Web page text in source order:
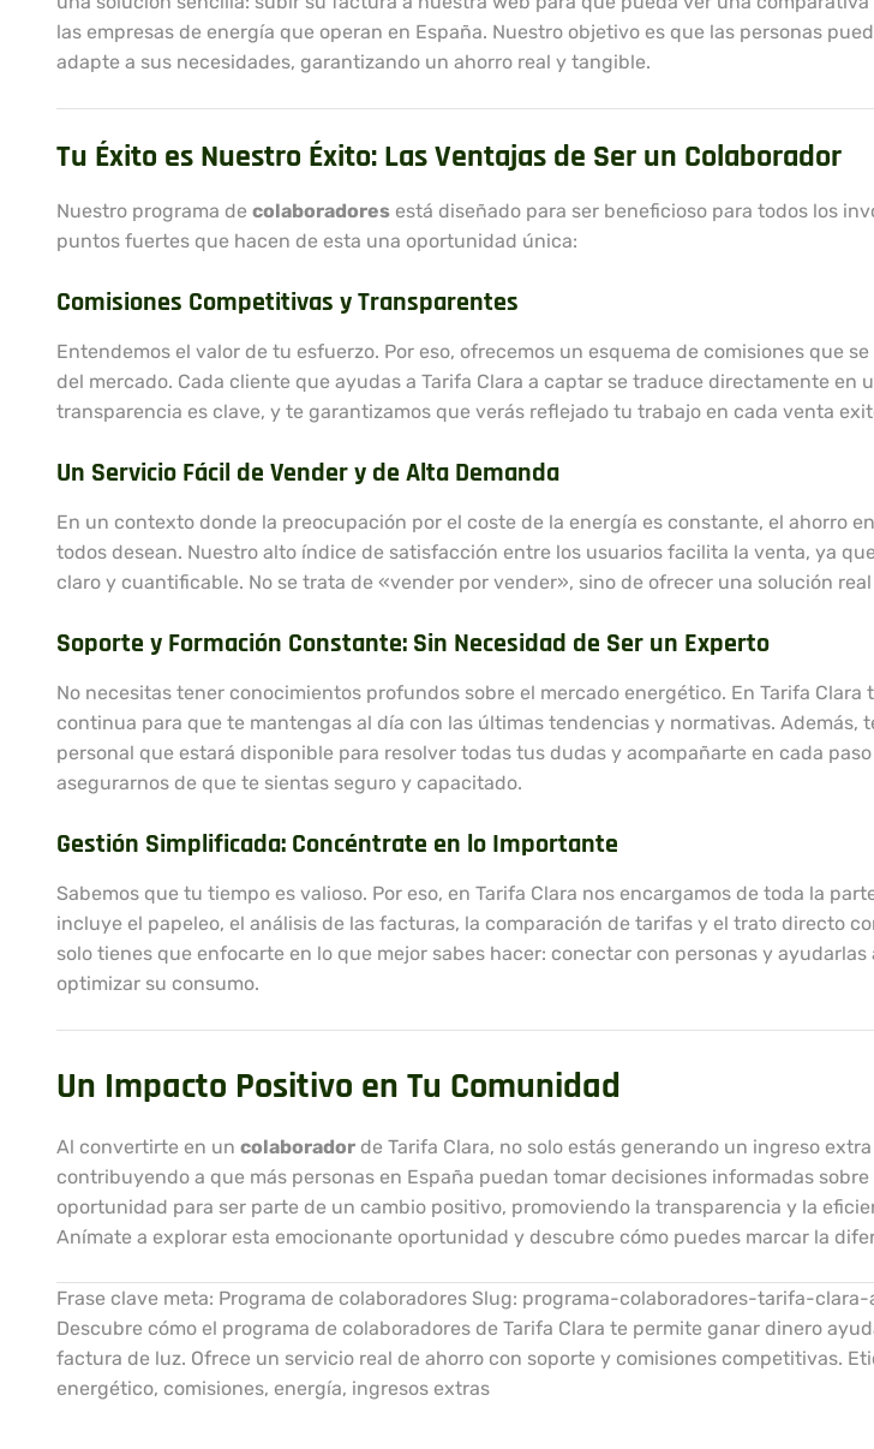
las empresas de energía que operan en España. Nuestro objetivo es que las personas
adapte a sus necesidades, garantizando un ahorro real y tangible.
Tu Éxito es Nuestro Éxito: Las Ventajas de Ser un Colaborador
Nuestro programa de colaboradores está diseñado para ser beneficioso para todos los
puntos fuertes que hacen de esta una oportunidad única:
Comisiones Competitivas y Transparentes
Entendemos el valor de tu esfuerzo. Por eso, ofrecemos un esquema de comisiones que
del mercado. Cada cliente que ayudas a Tarifa Clara a captar se traduce directamente en
transparencia es clave, y te garantizamos que verás reflejado tu trabajo en cada venta
Un Servicio Fácil de Vender y de Alta Demanda
En un contexto donde la preocupación por el coste de la energía es constante, el ahorro
todos desean. Nuestro alto índice de satisfacción entre los usuarios facilita la venta, ya
claro y cuantificable. No se trata de «vender por vender», sino de ofrecer una solución
Soporte y Formación Constante: Sin Necesidad de Ser un Experto
No necesitas tener conocimientos profundos sobre el mercado energético. En Tarifa
continua para que te mantengas al día con las últimas tendencias y normativas. Además,
personal que estará disponible para resolver todas tus dudas y acompañarte en cada
asegurarnos de que te sientas seguro y capacitado.
Gestión Simplificada: Concéntrate en lo Importante
Sabemos que tu tiempo es valioso. Por eso, en Tarifa Clara nos encargamos de toda la
incluye el papeleo, el análisis de las facturas, la comparación de tarifas y el trato directo
solo tienes que enfocarte en lo que mejor sabes hacer: conectar con personas y
optimizar su consumo.
Un Impacto Positivo en Tu Comunidad
Al convertirte en un colaborador de Tarifa Clara, no solo estás generando un ingreso
contribuyendo a que más personas en España puedan tomar decisiones informadas
oportunidad para ser parte de un cambio positivo, promoviendo la transparencia y la
Anímate a explorar esta emocionante oportunidad y descubre cómo puedes marcar la
Frase clave meta: Programa de colaboradores Slug: programa-colaboradores-tarifa-
Descubre cómo el programa de colaboradores de Tarifa Clara te permite ganar dinero
factura de luz. Ofrece un servicio real de ahorro con soporte y comisiones competitivas.
energético, comisiones, energía, ingresos extras